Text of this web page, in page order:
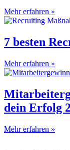
Mehr erfahren »
7 besten
Mehr erfahren »
dein Erfolg
Mehr erfahren »